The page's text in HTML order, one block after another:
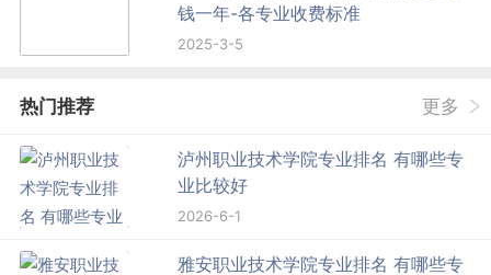
钱一年-各专业收费标准
2025-3-5
热门推荐 更多
泸州职业技术学院专业排名 有哪些专
业比较好
2026-6-1
雅安职业技术学院专业排名 有哪些专